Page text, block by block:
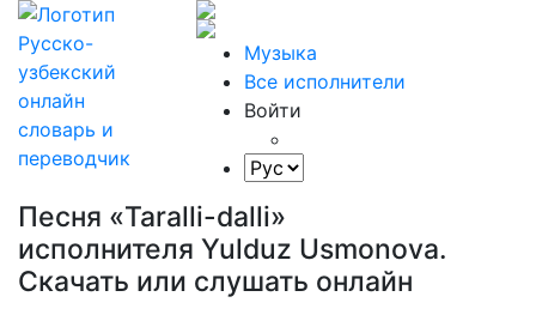
Музыка
Все исполнители
Войти
Песня «Taralli-dalli»
исполнителя Yulduz Usmonova.
Скачать или слушать онлайн